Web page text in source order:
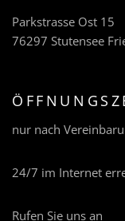
Parkstrasse Ost 15
76297 Stutensee
nur nach
24/7 im Internet
Rufen Sie uns an